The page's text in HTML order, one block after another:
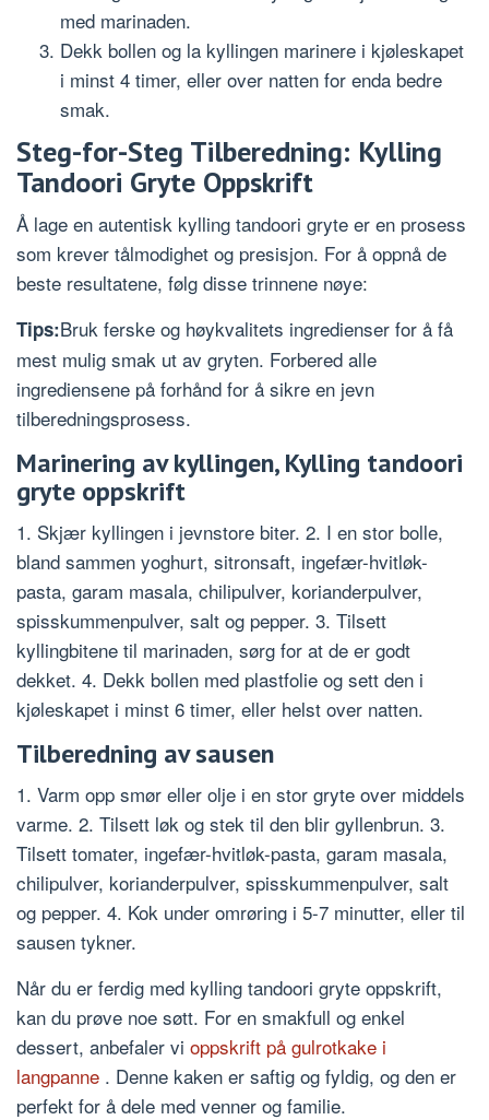
med marinaden.
Dekk bollen og la kyllingen marinere i kjøleskapet
i minst 4 timer, eller over natten for enda bedre
smak.
Steg-for-Steg Tilberedning: Kylling
Tandoori Gryte Oppskrift
Å lage en autentisk kylling tandoori gryte er en prosess
som krever tålmodighet og presisjon. For å oppnå de
beste resultatene, følg disse trinnene nøye:
Tips:Bruk ferske og høykvalitets ingredienser for å få
mest mulig smak ut av gryten. Forbered alle
ingrediensene på forhånd for å sikre en jevn
tilberedningsprosess.
Marinering av kyllingen, Kylling tandoori
gryte oppskrift
1. Skjær kyllingen i jevnstore biter. 2. I en stor bolle,
bland sammen yoghurt, sitronsaft, ingefær-hvitløk-
pasta, garam masala, chilipulver, korianderpulver,
spisskummenpulver, salt og pepper. 3. Tilsett
kyllingbitene til marinaden, sørg for at de er godt
dekket. 4. Dekk bollen med plastfolie og sett den i
kjøleskapet i minst 6 timer, eller helst over natten.
Tilberedning av sausen
1. Varm opp smør eller olje i en stor gryte over middels
varme. 2. Tilsett løk og stek til den blir gyllenbrun. 3.
Tilsett tomater, ingefær-hvitløk-pasta, garam masala,
chilipulver, korianderpulver, spisskummenpulver, salt
og pepper. 4. Kok under omrøring i 5-7 minutter, eller til
sausen tykner.
Når du er ferdig med kylling tandoori gryte oppskrift,
kan du prøve noe søtt. For en smakfull og enkel
dessert, anbefaler vi oppskrift på gulrotkake i
langpanne . Denne kaken er saftig og fyldig, og den er
perfekt for å dele med venner og familie.